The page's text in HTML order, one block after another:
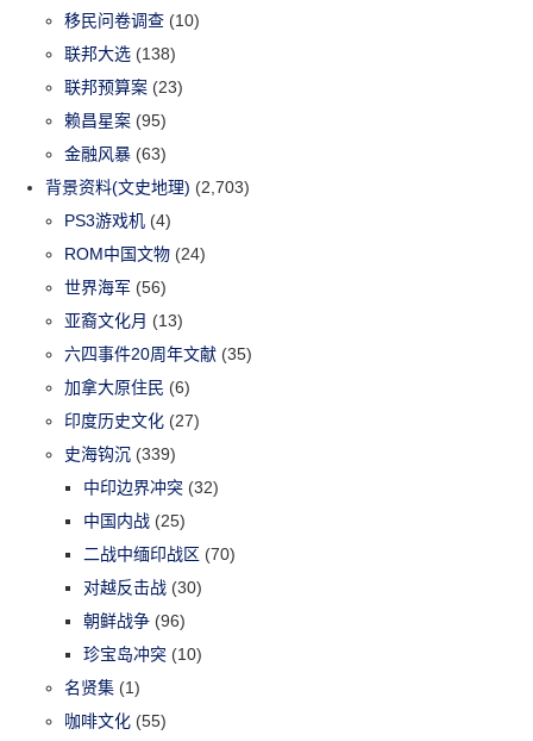
移民问卷调查 (10)
联邦大选 (138)
联邦预算案 (23)
赖昌星案 (95)
金融风暴 (63)
背景资料(文史地理) (2,703)
PS3游戏机 (4)
ROM中国文物 (24)
世界海军 (56)
亚裔文化月 (13)
六四事件20周年文献 (35)
加拿大原住民 (6)
印度历史文化 (27)
史海钩沉 (339)
中印边界冲突 (32)
中国内战 (25)
二战中缅印战区 (70)
对越反击战 (30)
朝鲜战争 (96)
珍宝岛冲突 (10)
名贤集 (1)
咖啡文化 (55)